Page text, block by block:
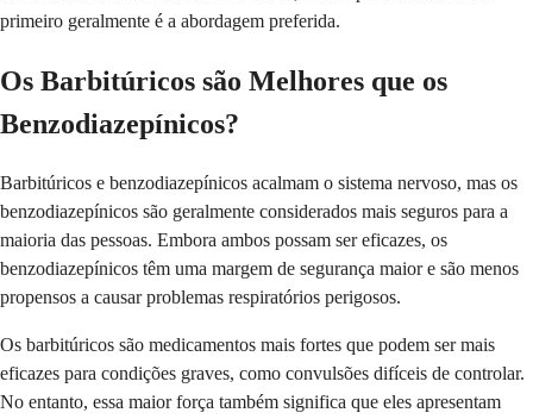
primeiro geralmente é a abordagem preferida.
Os Barbitúricos são Melhores que os
Benzodiazepínicos?
Barbitúricos e benzodiazepínicos acalmam o sistema nervoso, mas os
benzodiazepínicos são geralmente considerados mais seguros para a
maioria das pessoas. Embora ambos possam ser eficazes, os
benzodiazepínicos têm uma margem de segurança maior e são menos
propensos a causar problemas respiratórios perigosos.
Os barbitúricos são medicamentos mais fortes que podem ser mais
eficazes para condições graves, como convulsões difíceis de controlar.
No entanto, essa maior força também significa que eles apresentam